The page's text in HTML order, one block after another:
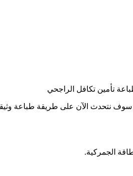
سوف نتحدث الآن على طريقة طباعة
الجمركية.